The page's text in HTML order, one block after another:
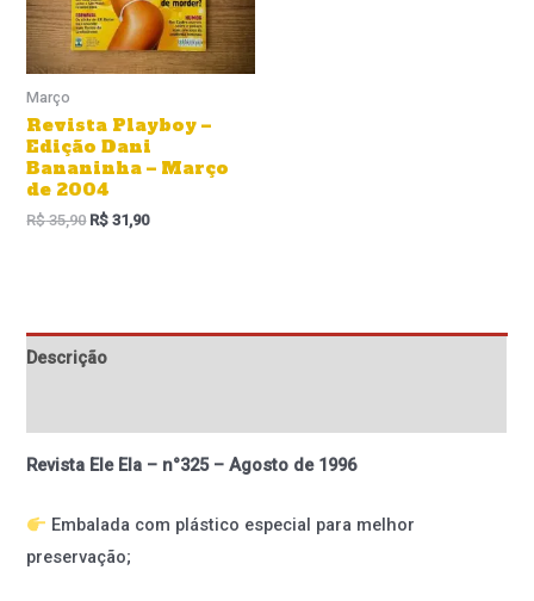
Março
Revista Playboy –
Edição Dani
Bananinha – Março
de 2004
R$35,90 R$ 31,90
Descrição
Revista Ele Ela – n°325 – Agosto de 1996
Embalada com plástico especial para melhor
preservação;